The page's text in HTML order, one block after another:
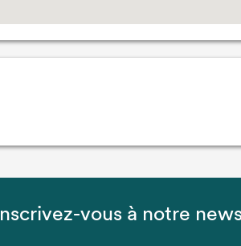
Inscrivez-vous à notre